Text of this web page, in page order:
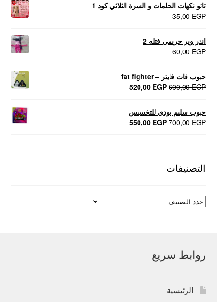
تاتو نكهات الحلمات و السرة الثلاثي كود 1
35,00 EGP
اندر وير حريمي فتله 2
60,00 EGP
حبوب فات فايتر – fat fighter
600,00EGP
السعر
600,00 EGP.
520,00 EGP
السعر
520,00 EGP.
حبوب سليم بودي للتخسيس
700,00EGP
السعر550,00 EGP
السعر
التصنيفات
روابط سريع
الرئيسية